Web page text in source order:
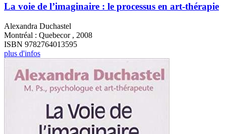
La voie de l’imaginaire : le processus en art-thérapie
Alexandra Duchastel
Montréal : Quebecor , 2008
ISBN 9782764013595
plus d'infos